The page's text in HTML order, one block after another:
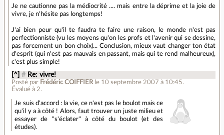
Je ne cautionne pas la médiocrité .... mais entre la déprime et la joie de
vivre, je n'hésite pas longtemps!
J'ai bien peur qu'il te faudra te faire une raison, le monde n'est pas
perfectionniste (vu les moyens qu'on les profs et l'avenir qui se dessine,
pas forcement un bon choix)... Conclusion, mieux vaut changer ton état
d'esprit (qui n'est pas mauvais en passant, mais qui te rend malheureux),
c'est plus simple!
[^] # Re: vivre!
Posté par Frédéric COIFFIER le 10 septembre 2007 à 10:45.
Évalué à 2.
Je suis d'accord : la vie, ce n'est pas le boulot mais ce
qu'il y a à côté ! Alors, faut trouver un juste milieu et
essayer de "s'éclater" à côté du boulot (et des
études).